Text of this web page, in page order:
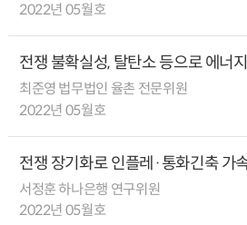
2022년 05월호
전쟁 불확실성, 탈탄소 등으로 에너
확대로 이어지지 않을 수도
최준영 법무법인 율촌 전문위원
2022년 05월호
전쟁 장기화로 인플레·통화긴축 가
변동성 커져
서정훈 하나은행 연구위원
2022년 05월호